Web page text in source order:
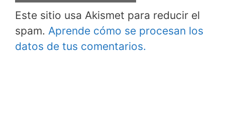
Este sitio usa Akismet para reducir el
spam. Aprende cómo se procesan los
datos de tus comentarios.